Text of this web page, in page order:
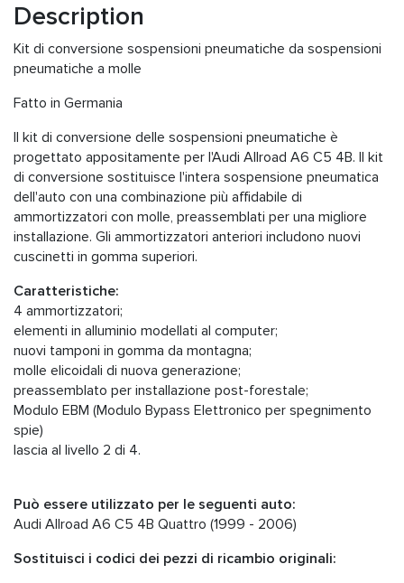
Description
Kit di conversione sospensioni pneumatiche da sospensioni
pneumatiche a molle
Fatto in Germania
Il kit di conversione delle sospensioni pneumatiche è
progettato appositamente per l'Audi Allroad A6 C5 4B. Il kit
di conversione sostituisce l'intera sospensione pneumatica
dell'auto con una combinazione più affidabile di
ammortizzatori con molle, preassemblati per una migliore
installazione. Gli ammortizzatori anteriori includono nuovi
cuscinetti in gomma superiori.
Caratteristiche:
4 ammortizzatori;
elementi in alluminio modellati al computer;
nuovi tamponi in gomma da montagna;
molle elicoidali di nuova generazione;
preassemblato per installazione post-forestale;
Modulo EBM (Modulo Bypass Elettronico per spegnimento
spie)
lascia al livello 2 di 4.
Può essere utilizzato per le seguenti auto:
Audi Allroad A6 C5 4B Quattro (1999 - 2006)
Sostituisci i codici dei pezzi di ricambio originali: